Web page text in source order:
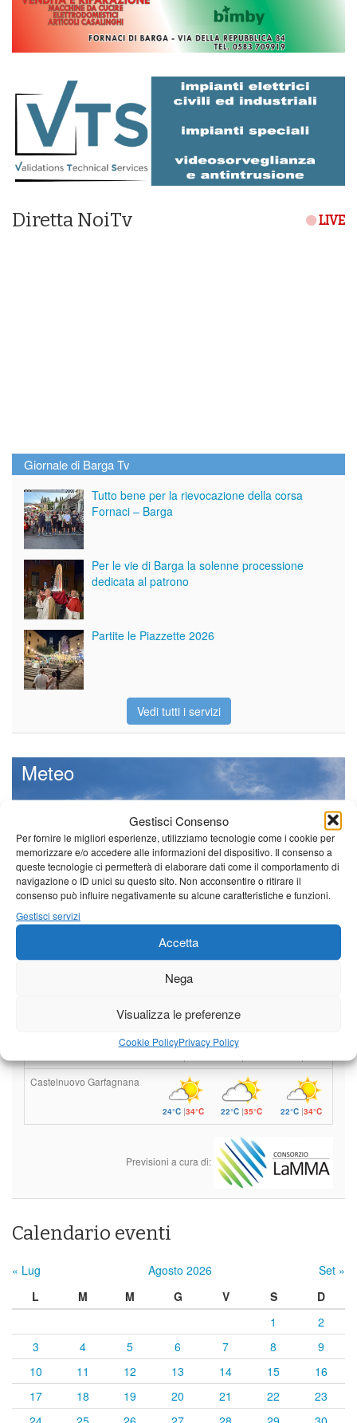
Gestisci Consenso
Per fornire le migliori esperienze, utilizziamo tecnologie come i cookie per
memorizzare e/o accedere alle informazioni del dispositivo. Il consenso a
queste tecnologie ci permetterà di elaborare dati come il comportamento di
navigazione o ID unici su questo sito. Non acconsentire o ritirare il
consenso può influire negativamente su alcune caratteristiche e funzioni.
Gestisci servizi
Accetta
Nega
Visualizza le preferenze
Cookie PolicyPrivacy Policy
Diretta NoiTv LIVE
Giornale di Barga Tv
Tutto bene per la rievocazione della corsa
Fornaci – Barga
Per le vie di Barga la solenne processione
dedicata al patrono
Partite le Piazzette 2026
Vedi tutti i servizi
Meteo
Il tempo di questo fine
settimana. temperature ancora
ben al di sopra dei valori
stagionali
Leggi tutto…
Venerdì
Castelnuovo Garfagnana
24°C|34°C 22°C|35°C 22°C |34°C
Previsioni a cura di:
Calendario eventi
« Lug Agosto 2026
Set »
L
M M G V S
D
1
2
3
4 5 6 7 8
9
10
11 12 13 14 15
16
17
18 19 20 21 22
23